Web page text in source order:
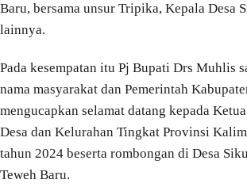
Baru, bersama unsur Tripika, Kepala Desa
lainnya.
Pada kesempatan itu Pj Bupati Drs Muhlis
nama masyarakat dan Pemerintah
mengucapkan selamat datang kepada
Desa dan Kelurahan Tingkat Provinsi
tahun 2024 beserta rombongan di Desa
Teweh Baru.